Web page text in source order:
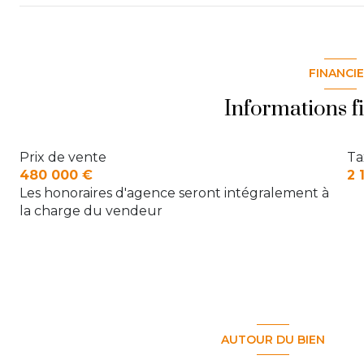
garage
buanderie
WC
WC
Chambre 3
Chambre 4
Informations
Prix de vente
480 000 €
Les honoraires d'agence seront intégralement à
la charge du vendeur
2
AUTOUR DU BIEN